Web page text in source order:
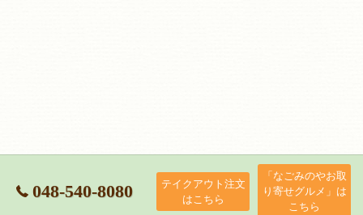
048-540-8080
テイクアウト注文
はこちら
「なごみのやお取
り寄せグルメ」は
こちら